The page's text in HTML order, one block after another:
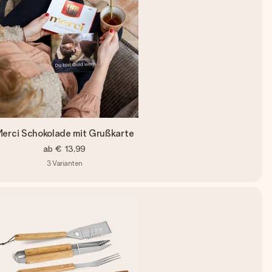
Schokolade mit Grußkarte
ab € 13,99
3Varianten